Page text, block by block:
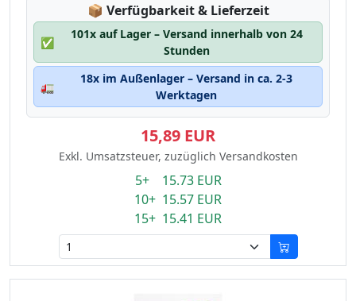
📦 Lagerstatus:
Verfügbarkeit & Lieferzeit
✅
101x auf Lager – Versand innerhalb von 24
Stunden
🚛
18x im Außenlager – Versand in ca. 2-3
Werktagen
15,89 EUR
Exkl. Umsatzsteuer, zuzüglich Versandkosten
5+ 15.73 EUR
10+ 15.57 EUR
15+ 15.41 EUR